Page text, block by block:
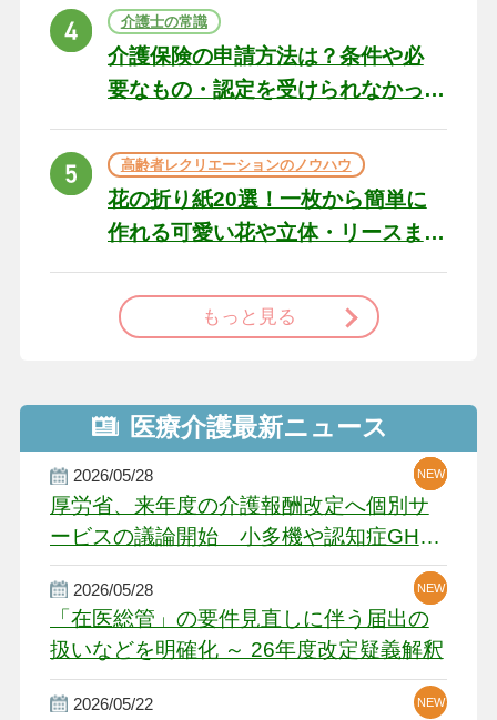
ト
介護士の常識
介護保険の申請方法は？条件や必
要なもの・認定を受けられなかっ
た場合の対処法
高齢者レクリエーションのノウハウ
花の折り紙20選！一枚から簡単に
作れる可愛い花や立体・リースま
で
もっと見る
医療介護最新ニュース
2026/05/28
厚労省、来年度の介護報酬改定へ個別サ
ービスの議論開始 小多機や認知症GH、
厳しい経営環境に危機感
NEW
NEW
NEW
2026/05/28
「在医総管」の要件見直しに伴う届出の
扱いなどを明確化 ～ 26年度改定疑義解釈
NEW
NEW
2026/05/22 NEW